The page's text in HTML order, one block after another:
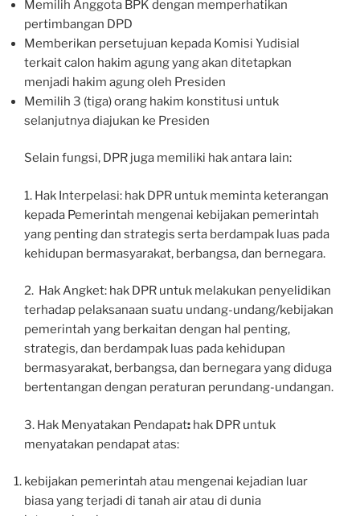
Memilih Anggota BPK dengan memperhatikan
pertimbangan DPD
Memberikan persetujuan kepada Komisi Yudisial
terkait calon hakim agung yang akan ditetapkan
menjadi hakim agung oleh Presiden
Memilih 3 (tiga) orang hakim konstitusi untuk
selanjutnya diajukan ke Presiden
Selain fungsi, DPR juga memiliki hak antara lain:
1. Hak Interpelasi: hak DPR untuk meminta keterangan
kepada Pemerintah mengenai kebijakan pemerintah
yang penting dan strategis serta berdampak luas pada
kehidupan bermasyarakat, berbangsa, dan bernegara.
2. Hak Angket: hak DPR untuk melakukan penyelidikan
terhadap pelaksanaan suatu undang-undang/kebijakan
pemerintah yang berkaitan dengan hal penting,
strategis, dan berdampak luas pada kehidupan
bermasyarakat, berbangsa, dan bernegara yang diduga
bertentangan dengan peraturan perundang-undangan.
3. Hak Menyatakan Pendapat: hak DPR untuk
menyatakan pendapat atas:
kebijakan pemerintah atau mengenai kejadian luar
biasa yang terjadi di tanah air atau di dunia